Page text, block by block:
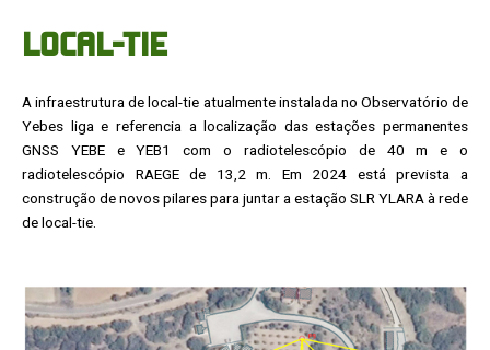
LOCAL-TIE
A infraestrutura de local-tie atualmente instalada no Observatório de
Yebes liga e referencia a localização das estações permanentes
GNSS YEBE e YEB1 com o radiotelescópio de 40 m e o
radiotelescópio RAEGE de 13,2 m. Em 2024 está prevista a
construção de novos pilares para juntar a estação SLR YLARA à rede
de local-tie.